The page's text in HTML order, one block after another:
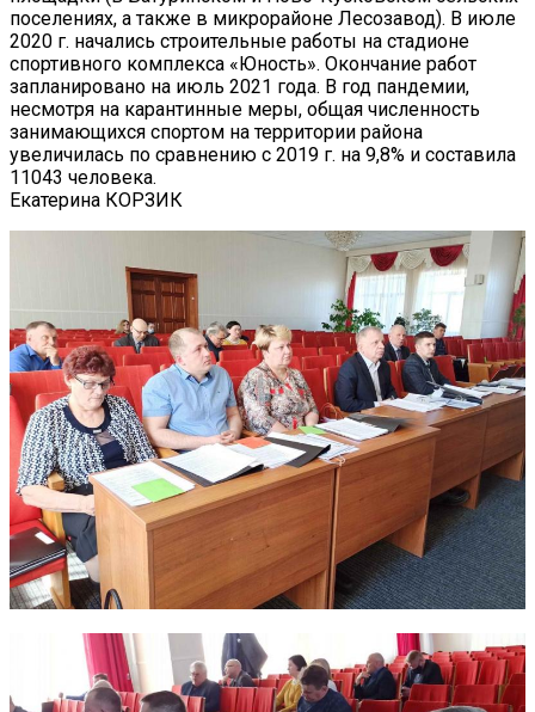
поселениях, а также в микрорайоне Лесозавод). В июле
2020 г. начались строительные работы на стадионе
спортивного комплекса «Юность». Окончание работ
запланировано на июль 2021 года. В год пандемии,
несмотря на карантинные меры, общая численность
занимающихся спортом на территории района
увеличилась по сравнению с 2019 г. на 9,8% и составила
11043 человека.
Екатерина КОРЗИК